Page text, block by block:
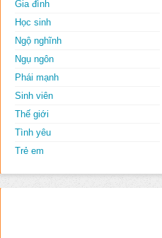
Gia đình
Học sinh
Ngộ nghĩnh
Ngụ ngôn
Phái mạnh
Sinh viên
Thế giới
Tình yêu
Trẻ em